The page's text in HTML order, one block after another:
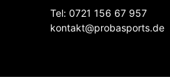
Tel:0721 156 67 957
kontakt@probasports.de